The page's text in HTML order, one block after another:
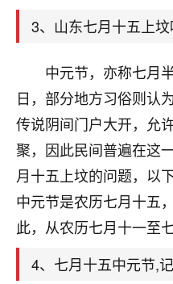
3、山东七月十五上坟
中元节，亦称七月
日，部分地方习俗则认
传说阴间门户大开，允
聚，因此民间普遍在这
月十五上坟的问题，以
中元节是农历七月十五
此，从农历七月十一至七
4、七月十五中元节,
啊！
是我从找店开始
址、风水、还有开
大环境不好，但是
刚找老师做了补
2小时前 来自海南
梦醒时分
我女儿高二叛逆，大
师，一开始我是病急